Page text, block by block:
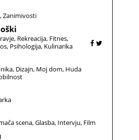
Zanimivosti
Rekreacija Fitnes
Psihologija Kulinarika
Dizajn Moj dom Huda
scena Glasba Intervju Film